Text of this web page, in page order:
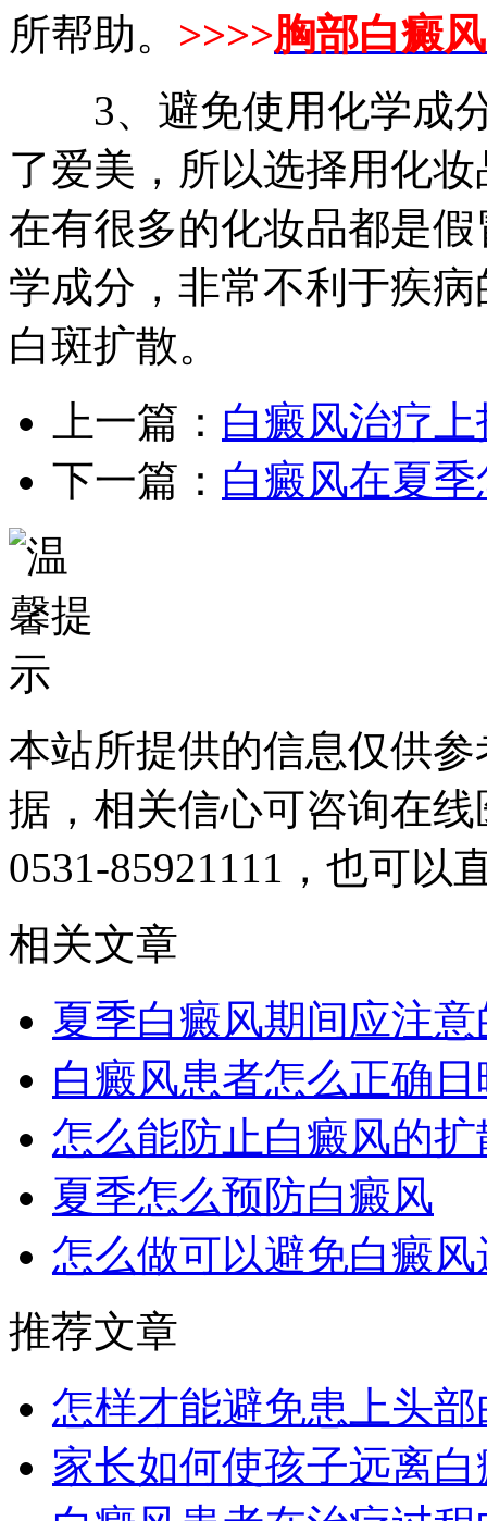
所帮助。 >>>>胸部白癜
3、避免使用化学成分
了爱美，所以选择用化
在有很多的化妆品都是
学成分，非常不利于疾
白斑扩散。
上一篇： 白癜风治疗
下一篇： 白癜风在夏
本站所提供的信息仅供
据，相关信心可咨询在
0531-85921111 ，也可以
相关文章
夏季白癜风期间应注
白癜风患者怎么正确日
怎么能防止白癜风的扩
夏季怎么预防白癜风
怎么做可以避免白癜风
推荐文章
怎样才能避免患上头部
家长如何使孩子远离白